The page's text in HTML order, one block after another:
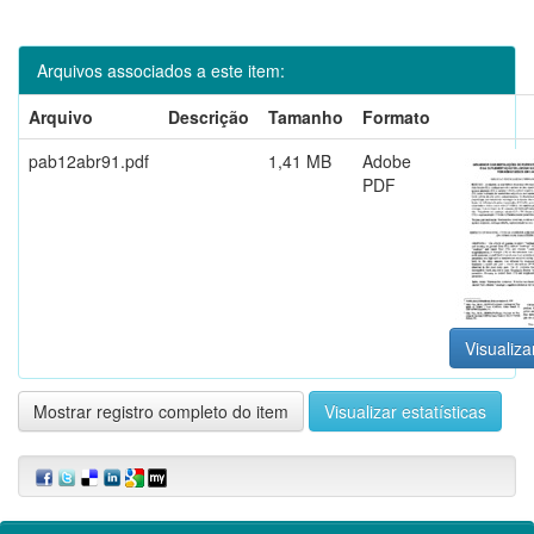
Arquivos associados a este item:
Arquivo
Descrição Tamanho
Formato
pab12abr91.pdf
1,41 MB
Adobe
PDF
Mostrar registro completo do item Visualizar estatísticas